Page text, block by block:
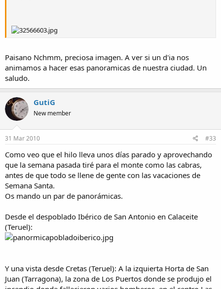
Paisano Nchmm, preciosa imagen. A ver si un d'ia nos
animamos a hacer esas panoramicas de nuestra ciudad. Un
saludo.
GutiG
New member
31 Mar 2010 #33
Como veo que el hilo lleva unos días parado y aprovechando
que la semana pasada tiré para el monte como las cabras,
antes de que todo se llene de gente con las vacaciones de
Semana Santa.
Os mando un par de panorámicas.
Desde el despoblado Ibérico de San Antonio en Calaceite
(Teruel):
Y una vista desde Cretas (Teruel): A la izquierta Horta de San
Juan (Tarragona), la zona de Los Puertos donde se produjo el